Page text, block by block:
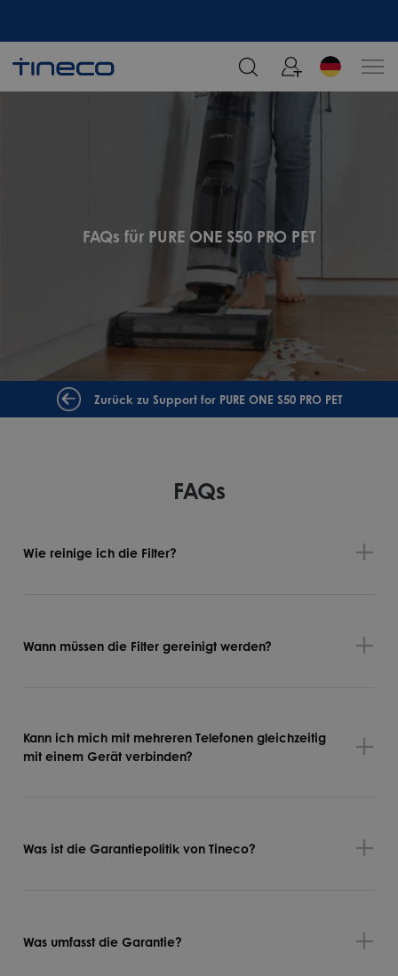
FAQs für PURE ONE S50 PRO PET
Zurück zu Support for PURE ONE S50 PRO PET
FAQs
Wie reinige ich die Filter?
Wann müssen die Filter gereinigt werden?
Kann ich mich mit mehreren Telefonen gleichzeitig
mit einem Gerät verbinden?
Was ist die Garantiepolitik von Tineco?
Was umfasst die Garantie?